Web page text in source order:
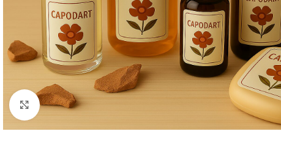
Clique para ampliar